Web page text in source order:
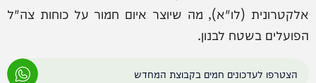
אלקטרונית (לו"א), מה שיוצר איום חמור על כוחות צה"ל
הפועלים בשטח לבנון.
הצטרפו לעדכונים חמים בקבוצת המחדש